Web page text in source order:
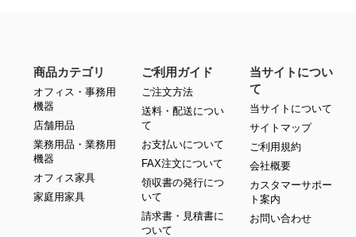
商品カテゴリ
オフィス・事務用
機器
店舗用品
業務用品・業務用
機器
オフィス家具
家庭用家具
ご利用ガイド
ご注文方法
送料・配送につい
て
お支払いについて
FAX注文について
領収書の発行につ
いて
請求書・見積書に
ついて
当サイトについ
て
当サイトについて
サイトマップ
ご利用規約
会社概要
カスタマーサポー
ト案内
お問い合わせ